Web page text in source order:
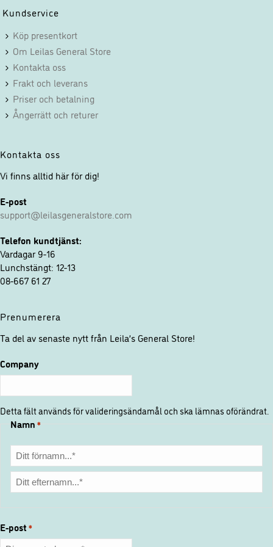
Kundservice
Köp presentkort
Om Leilas General Store
Kontakta oss
Frakt och leverans
Priser och betalning
Ångerrätt och returer
Kontakta oss
Vi finns alltid här för dig!
E-post
support@leilasgeneralstore.com
Telefon kundtjänst:
Vardagar 9-16
Lunchstängt: 12-13
08-667 61 27
Prenumerera
Ta del av senaste nytt från Leila’s General Store!
Company
Detta fält används för valideringsändamål och ska lämnas oförändrat.
Namn *
Förnamn
E-post *
funktionalitet
uppbyggnad,
baserat på
hur
används.
hemsida ska
prestera så
möjligt under
ditt besök.
dessa
cookies
kommer viss
funktionalitet
hemsidan.
Marknadsföring
Genom att dela
beteende när du
surfar ökar du
chansen att få se
personligt
anpassat innehåll
och erbjudanden.